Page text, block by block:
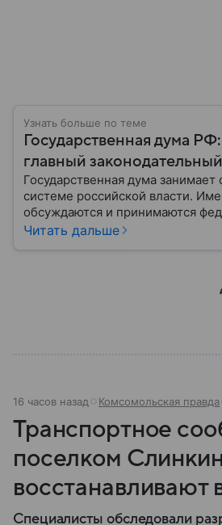
Узнать больше по теме
Государственная дума
главный
Государственная дума
системе российской власти.
обсуждаются и принимаются
определяющие развитие
Разбираемся, как устроена
Читать дальше
16 часов назад Комсомольская правда
Транспортное
поселком
восстанавливают
Специалисты обследовали